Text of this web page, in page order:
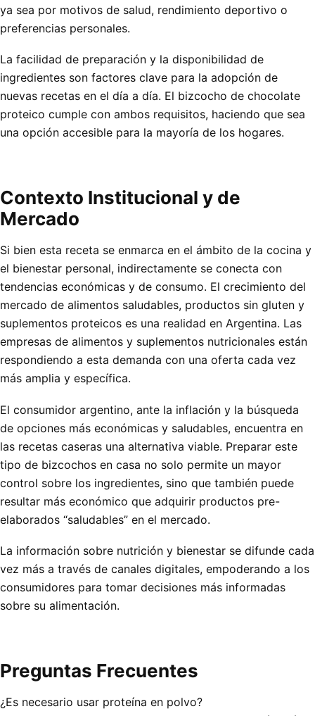
ya sea por motivos de salud, rendimiento deportivo o
preferencias personales.
La facilidad de preparación y la disponibilidad de
ingredientes son factores clave para la adopción de
nuevas recetas en el día a día. El bizcocho de chocolate
proteico cumple con ambos requisitos, haciendo que sea
una opción accesible para la mayoría de los hogares.
Contexto Institucional y de
Mercado
Si bien esta receta se enmarca en el ámbito de la cocina y
el bienestar personal, indirectamente se conecta con
tendencias económicas y de consumo. El crecimiento del
mercado de alimentos saludables, productos sin gluten y
suplementos proteicos es una realidad en Argentina. Las
empresas de alimentos y suplementos nutricionales están
respondiendo a esta demanda con una oferta cada vez
más amplia y específica.
El consumidor argentino, ante la inflación y la búsqueda
de opciones más económicas y saludables, encuentra en
las recetas caseras una alternativa viable. Preparar este
tipo de bizcochos en casa no solo permite un mayor
control sobre los ingredientes, sino que también puede
resultar más económico que adquirir productos pre-
elaborados “saludables” en el mercado.
La información sobre nutrición y bienestar se difunde cada
vez más a través de canales digitales, empoderando a los
consumidores para tomar decisiones más informadas
sobre su alimentación.
Preguntas Frecuentes
¿Es necesario usar proteína en polvo?